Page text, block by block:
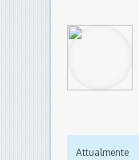
Attualmente